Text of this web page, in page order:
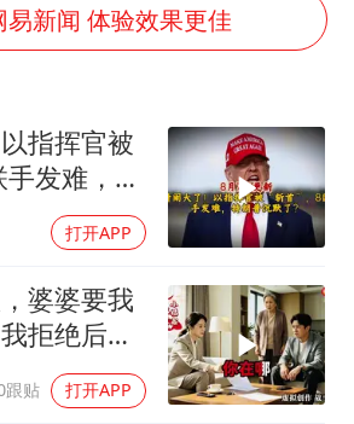
蒯曼挺进WTT横滨冠军赛女单四强
构建更高水平的全民健身公共服务体系
易新闻 体验效果更佳
指挥官被
发难，特
打开APP
婆婆要我
拒绝后她
天后我决意
跟贴 打开APP